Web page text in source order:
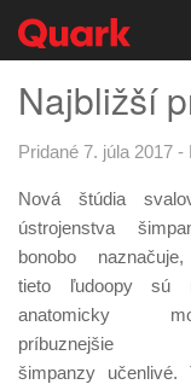
Najbližší
Pridané 7. júla 2017 -
Nová štúdia
ústrojenstva
bonobo
tieto ľudoopy sú
anatomicky
príbuznejšie
šimpanzy učenlivé.